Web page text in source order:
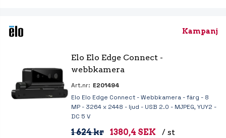
Kampanj
Elo Elo Edge Connect -
webbkamera
Art.nr: E201494
Elo Elo Edge Connect - Webbkamera - färg - 8
MP - 3264 x 2448 - ljud - USB 2.0 - MJPEG, YUY2 -
DC 5 V
1 624 kr 1380,4 SEK / st